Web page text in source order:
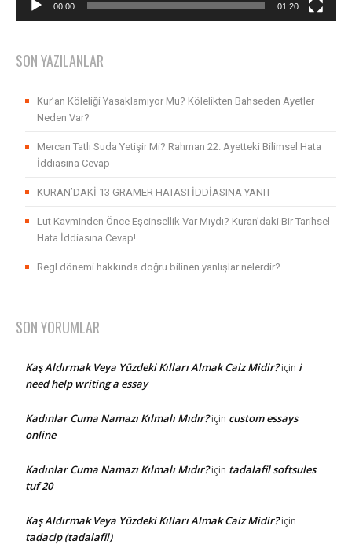
00:00 01:20
SON YAZILANLAR
Kur’an Köleliği Yasaklamıyor Mu? Kölelikten Bahseden Ayetler
Neden Var?
Mercan Tatlı Suda Yetişir Mi? Rahman 22. Ayetteki Bilimsel Hata
İddiasına Cevap
KURAN’DAKİ 13 GRAMER HATASI İDDİASINA YANIT
Lut Kavminden Önce Eşcinsellik Var Mıydı? Kuran’daki Bir Tarihsel
Hata İddiasına Cevap!
Regl dönemi hakkında doğru bilinen yanlışlar nelerdir?
SON YORUMLAR
Kaş Aldırmak Veya Yüzdeki Kılları Almak Caiz Midir?için i
need help writing a essay
Kadınlar Cuma Namazı Kılmalı Mıdır?için custom essays
online
Kadınlar Cuma Namazı Kılmalı Mıdır?için tadalafil softsules
tuf 20
Kaş Aldırmak Veya Yüzdeki Kılları Almak Caiz Midir?için
tadacip (tadalafil)